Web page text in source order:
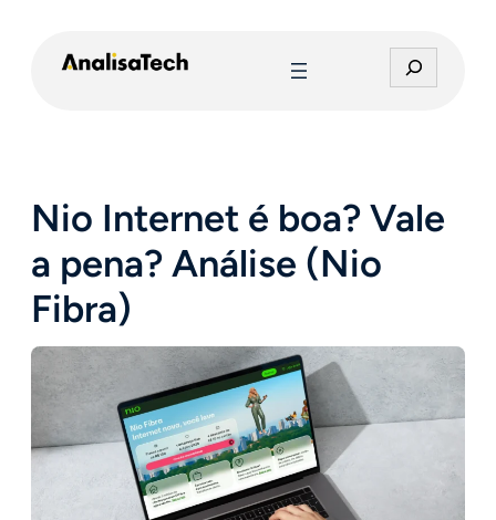
e
s
a
Nio Internet é boa? Vale
a pena? Análise (Nio
Fibra)